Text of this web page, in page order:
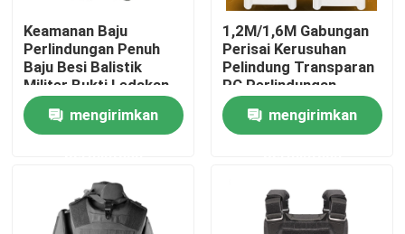
Rumah
Produk
Tentang kami
Keamanan Baju
Perlindungan Penuh
Baju Besi Balistik
Militer Bukti Ledakan
mengirimkan
1,2M/1,6M Gabungan
Perisai Kerusuhan
Pelindung Transparan
PC Perlindungan
Diperpanjang
mengirimkan